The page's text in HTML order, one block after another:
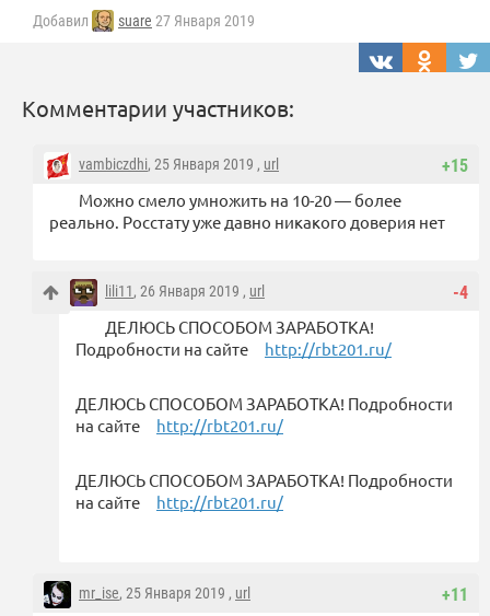
Добавил suare 27 Января 2019
Комментарии участников:
+15
vambiczdhi, 25 Января 2019 , url
Можно смело умножить на 10-20 — более
реально. Росстату уже давно никакого доверия нет
-4
lili11, 26 Января 2019 , url
ДЕЛЮСЬ СПОСОБОМ ЗАРАБОТКА!
Подробности на сайте
http://rbt201.ru/
ДЕЛЮСЬ СПОСОБОМ ЗАРАБОТКА! Подробности
на сайте
http://rbt201.ru/
ДЕЛЮСЬ СПОСОБОМ ЗАРАБОТКА! Подробности
на сайте
http://rbt201.ru/
+11
mr_ise, 25 Января 2019 , url